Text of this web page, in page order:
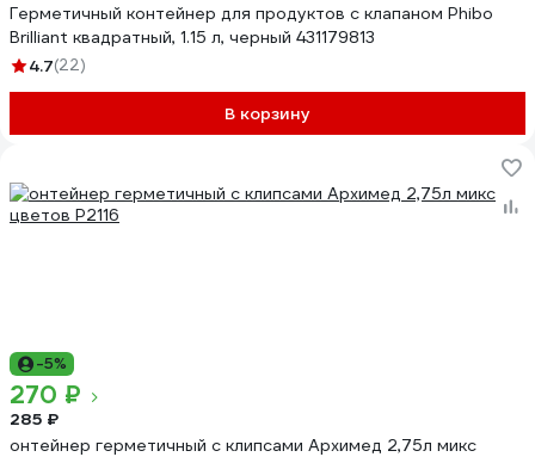
Герметичный контейнер для продуктов с клапаном Phibo
Brilliant квадратный, 1.15 л, черный 431179813
4.7(22)
В корзину
-5%
270 ₽
285 ₽
онтейнер герметичный с клипсами Архимед 2,75л микс